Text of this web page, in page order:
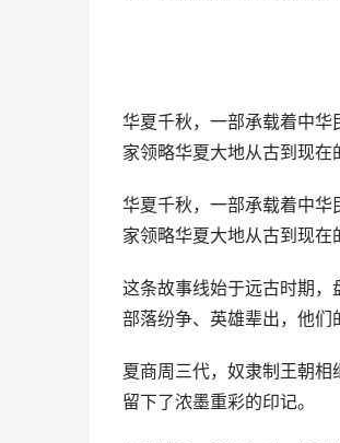
华夏千秋，一部承载着中
家领略华夏大地从古到现在
华夏千秋，一部承载着中
家领略华夏大地从古到现在
这条故事线始于远古时期，
部落纷争、英雄辈出，他们
夏商周三代，奴隶制王朝
留下了浓墨重彩的印记。